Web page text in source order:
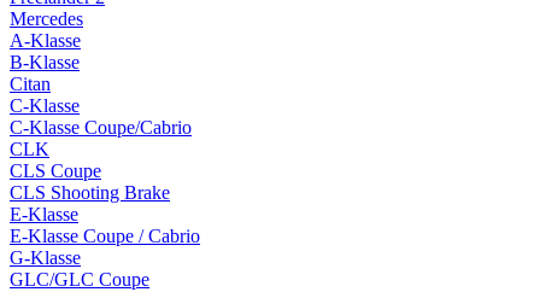
Mercedes
A-Klasse
B-Klasse
Citan
C-Klasse
C-Klasse Coupe/Cabrio
CLK
CLS Coupe
CLS Shooting Brake
E-Klasse
E-Klasse Coupe / Cabrio
G-Klasse
GLC/GLC Coupe